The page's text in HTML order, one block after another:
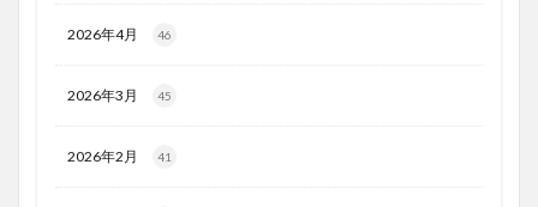
2026年4月 46
2026年3月 45
2026年2月 41